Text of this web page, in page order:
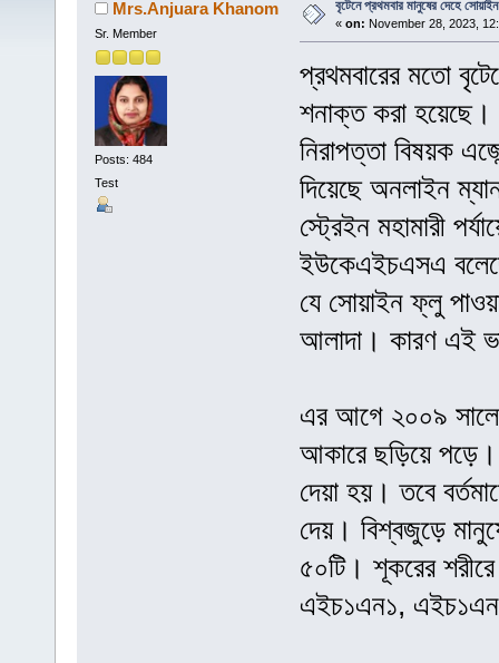
Mrs.Anjuara Khanom
Sr. Member
Posts: 484
Test
বৃটেনে প্রথমবার মানুষের দেহে
« on: November 28, 2023,
প্রথমবারের মতো
শনাক্ত করা হয়েছে।
নিরাপত্তা বিষয়ক
দিয়েছে অনলাইন
স্ট্রেইন মহামারী
ইউকেএইচএসএ
যে সোয়াইন ফ্লু
আলাদা। কারণ এই
এর আগে ২০০৯ সালে
আকারে ছড়িয়ে পড়ে।
দেয়া হয়। তবে
দেয়। বিশ্বজুড়ে
৫০টি। শূকরের
এইচ১এন১,